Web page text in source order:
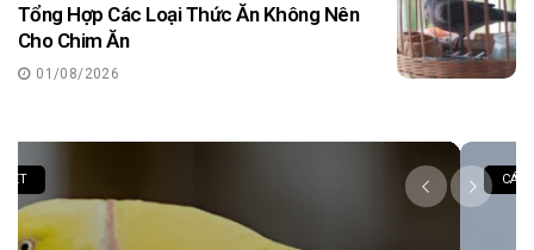
Tổng Hợp Các Loại Thức Ăn Không Nên
Cho Chim Ăn
01/08/2026